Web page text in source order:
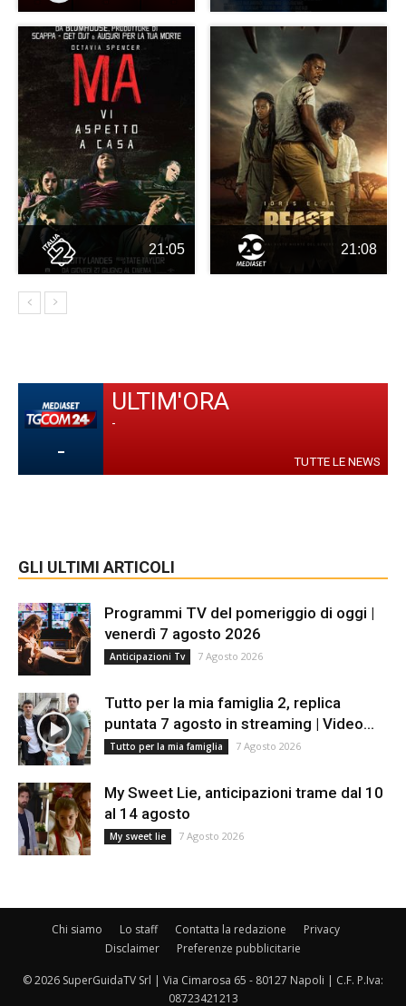
21:05 21:08
-
ULTIM'ORA
-
TUTTE LE NEWS
GLI ULTIMI ARTICOLI
Programmi TV del pomeriggio di oggi |
venerdì 7 agosto 2026
Anticipazioni Tv 7 Agosto 2026
Tutto per la mia famiglia 2, replica
puntata 7 agosto in streaming | Video...
Tutto per la mia famiglia 7 Agosto 2026
My Sweet Lie, anticipazioni trame dal 10
al 14 agosto
My sweet lie 7 Agosto 2026
Chi siamo Lo staff Contatta la redazione
Privacy
Disclaimer
Preferenze pubblicitarie
© 2026 SuperGuidaTV Srl | Via Cimarosa 65 - 80127 Napoli | C.F. P.Iva:
08723421213